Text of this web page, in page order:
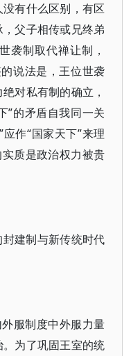
有什么区别，有区
父子相传或兄终弟
袭制取代禅让制，
说法是，王位世袭
对私有制的确立，
”的矛盾自我同一关
作“国家天下”来理
质是政治权力被贵
建制与新传统时代
服制度中外服力量
为了巩固王室的统